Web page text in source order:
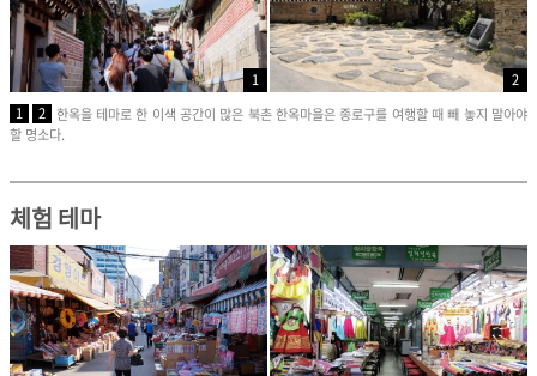
1
2
1
2 한옥을 테마로 한 이색 공간이 많은 북촌 한옥마을은 종로구를 여행할 때 빼 놓지 말아야
할 명소다.
체험 테마